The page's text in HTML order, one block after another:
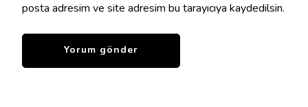
posta adresim ve site adresim bu tarayıcıya kaydedilsin.